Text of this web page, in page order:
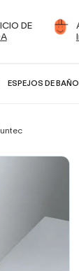
DE
ESPEJOS DE BAÑO